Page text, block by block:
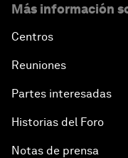
Más información
Centros
Reuniones
Partes interesadas
Historias del Foro
Notas de prensa